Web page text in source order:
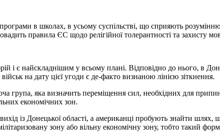
в школах, в усьому суспільстві, що сприяють
правила ЄС щодо релігійної толерантності та захисту
і є найскладнішим у всьому плані. Відповідно до нього, в
на дату цієї угоди є де-факто визнаною лінією зіткнення.
група, яка визначить переміщення сил, необхідних для
економічних зон.
із Донецької області, а американці пробують знайти шлях,
зону або вільну економічну зону, тобто такий